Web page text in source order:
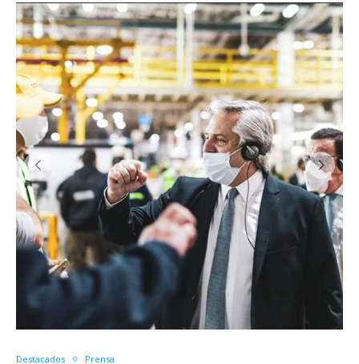
Destacados Prensa